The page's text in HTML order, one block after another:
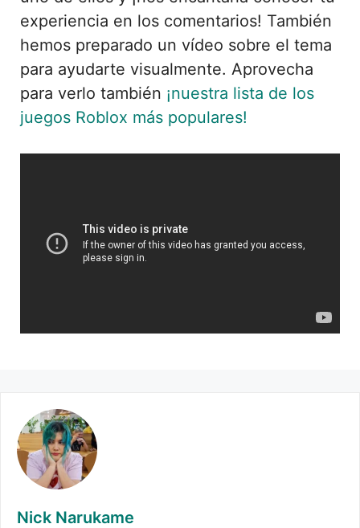
experiencia en los comentarios! También
hemos preparado un vídeo sobre el tema
para ayudarte visualmente. Aprovecha
para verlo también ¡nuestra lista de los
juegos Roblox más populares!
Nick Narukame